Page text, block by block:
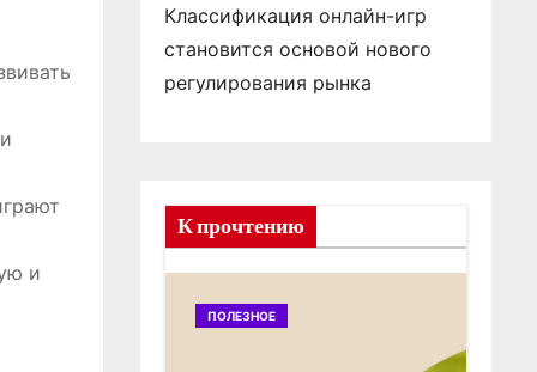
и
Классификация онлайн-игр
становится основой нового
регулирования рынка
К прочтению
ПОЛЕЗНОЕ